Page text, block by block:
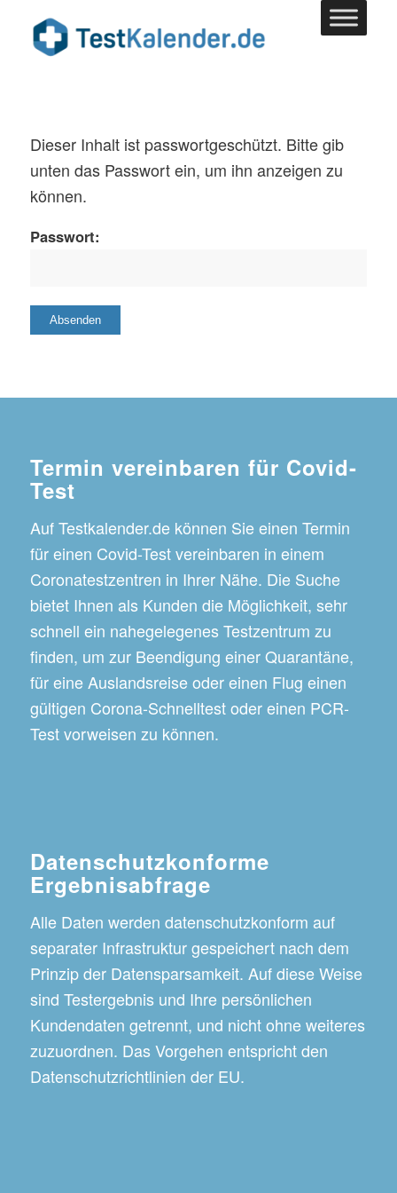
Dieser Inhalt ist passwortgeschützt. Bitte gib
unten das Passwort ein, um ihn anzeigen zu
können.
Passwort:
Termin vereinbaren für Covid-
Test
Auf Testkalender.de können Sie einen Termin
für einen Covid-Test vereinbaren in einem
Coronatestzentren in Ihrer Nähe. Die Suche
bietet Ihnen als Kunden die Möglichkeit, sehr
schnell ein nahegelegenes Testzentrum zu
finden, um zur Beendigung einer Quarantäne,
für eine Auslandsreise oder einen Flug einen
gültigen Corona-Schnelltest oder einen PCR-
Test vorweisen zu können.
Datenschutzkonforme
Ergebnisabfrage
Alle Daten werden datenschutzkonform auf
separater Infrastruktur gespeichert nach dem
Prinzip der Datensparsamkeit. Auf diese Weise
sind Testergebnis und Ihre persönlichen
Kundendaten getrennt, und nicht ohne weiteres
zuzuordnen. Das Vorgehen entspricht den
Datenschutzrichtlinien der EU.